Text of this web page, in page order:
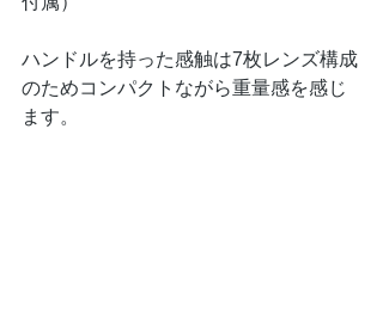
ハンドルを持った感触は7枚レンズ構成
のためコンパクトながら重量感を感じ
ます。